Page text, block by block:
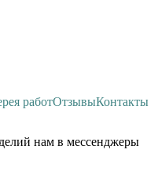
работОтзывыКонтакты
нам в мессенджеры